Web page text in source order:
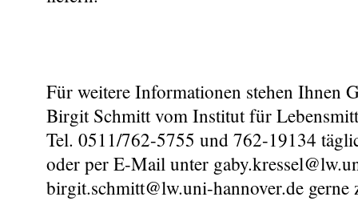
Für weitere Informationen stehen Ihnen
Birgit Schmitt vom Institut für
Tel. 0511/762-5755 und 762-19134
oder per E-Mail unter
birgit.schmitt@lw.uni-hannover.de